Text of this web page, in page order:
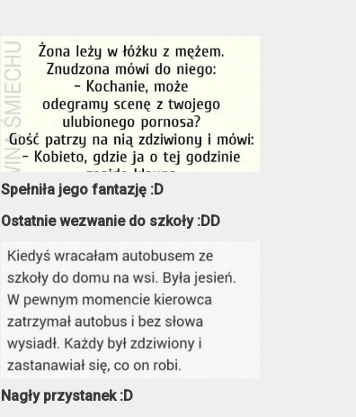
Spełniła jego fantazję :D
Ostatnie wezwanie do szkoły :DD
Nagły przystanek :D